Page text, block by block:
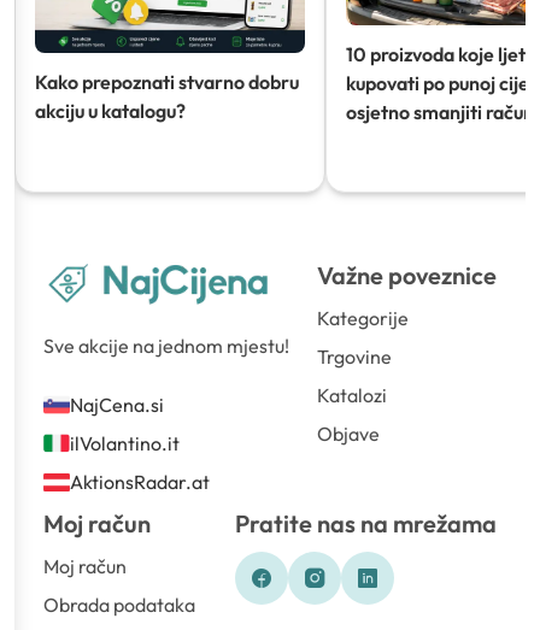
Kako prepoznati stvarno dobru
akciju u katalogu?
10 proizvoda koje ljeti
kupovati po punoj
osjetno smanjiti račun)
Sve akcije na jednom mjestu!
NajCena.si
ilVolantino.it
AktionsRadar.at
Važne poveznice
Kategorije
Trgovine
Katalozi
Objave
Moj račun
Moj račun
Obrada podataka
Pratite nas na mrežama